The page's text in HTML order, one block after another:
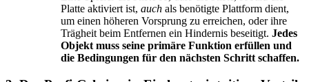
Platte aktiviert ist, auch als benötigte Plattform dient,
um einen höheren Vorsprung zu erreichen, oder ihre
Trägheit beim Entfernen ein Hindernis beseitigt. Jedes
Objekt muss seine primäre Funktion erfüllen und
die Bedingungen für den nächsten Schritt schaffen.